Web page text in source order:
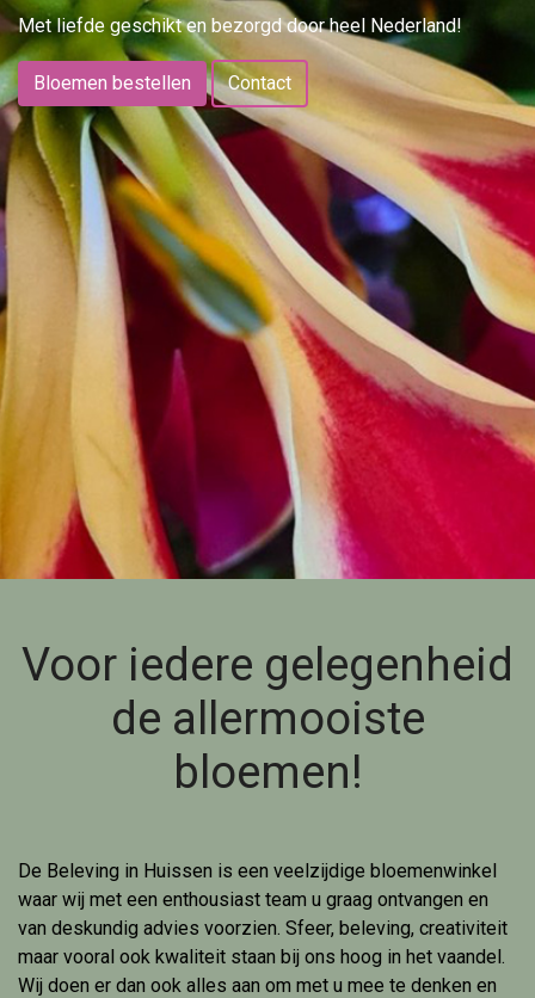
Met liefde geschikt en bezorgd door heel Nederland!
Bloemen bestellen Contact
Voor iedere gelegenheid
de allermooiste
bloemen!
De Beleving in Huissen is een veelzijdige bloemenwinkel
waar wij met een enthousiast team u graag ontvangen en
van deskundig advies voorzien. Sfeer, beleving, creativiteit
maar vooral ook kwaliteit staan bij ons hoog in het vaandel.
Wij doen er dan ook alles aan om met u mee te denken en